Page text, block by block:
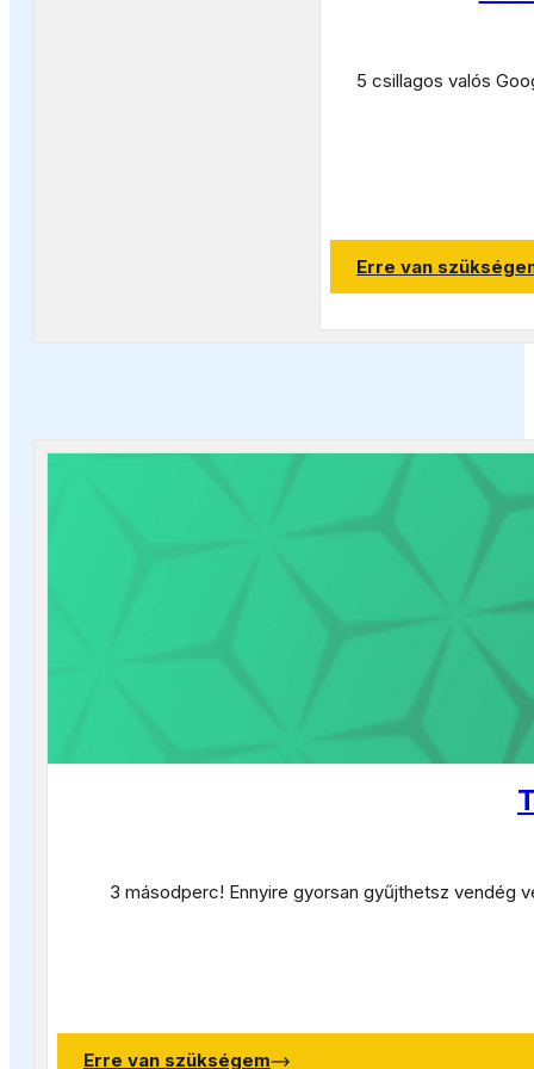
5 csillagos valós
Erre van
3 másodperc! Ennyire gyorsan gyűjthetsz vendég
Erre van szükségem